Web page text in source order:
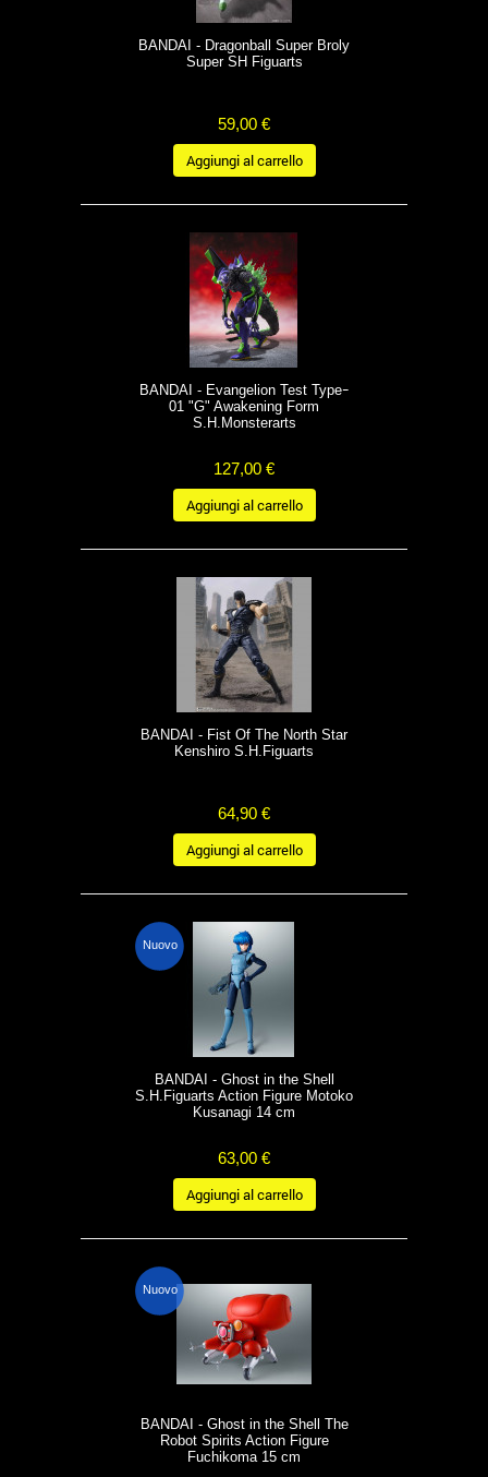
BANDAI - Dragonball Super Broly
Super SH Figuarts
59,00 €
Aggiungi al carrello
BANDAI - Evangelion Test Typeｰ
01 "G" Awakening Form
S.H.Monsterarts
127,00 €
Aggiungi al carrello
BANDAI - Fist Of The North Star
Kenshiro S.H.Figuarts
64,90 €
Aggiungi al carrello
Nuovo
BANDAI - Ghost in the Shell
S.H.Figuarts Action Figure Motoko
Kusanagi 14 cm
63,00 €
Aggiungi al carrello
Nuovo
BANDAI - Ghost in the Shell The
Robot Spirits Action Figure
Fuchikoma 15 cm